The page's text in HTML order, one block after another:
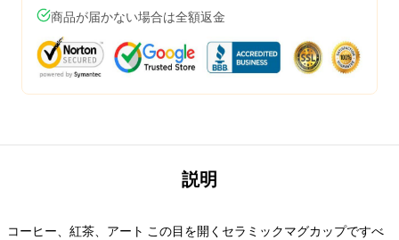
商品が届かない場合は全額返金
説明
コーヒー、紅茶、アート この目を開くセラミックマグカップですべ